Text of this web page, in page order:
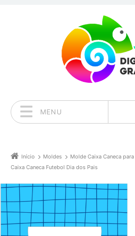
MENU
Início Moldes Molde Caixa Caneca
Caixa Caneca Futebol Dia dos Pais